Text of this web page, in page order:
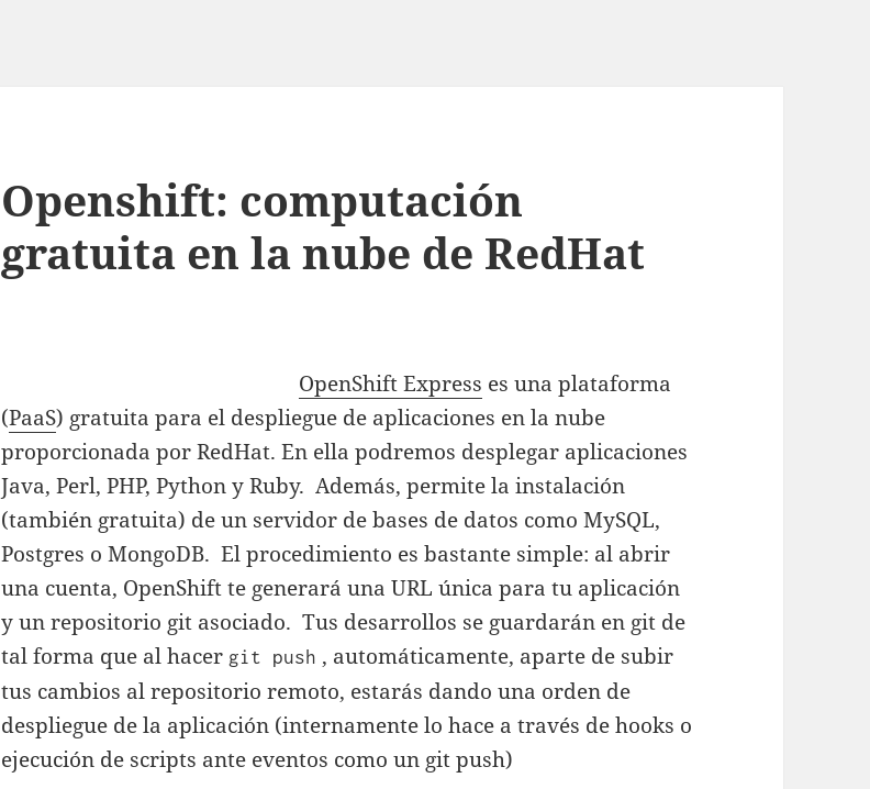
Openshift: computación
gratuita en la nube de RedHat
OpenShift Express es una plataforma
(PaaS) gratuita para el despliegue de aplicaciones en la nube
proporcionada por RedHat. En ella podremos desplegar aplicaciones
Java, Perl, PHP, Python y Ruby. Además, permite la instalación
(también gratuita) de un servidor de bases de datos como MySQL,
Postgres o MongoDB. El procedimiento es bastante simple: al abrir
una cuenta, OpenShift te generará una URL única para tu aplicación
y un repositorio git asociado. Tus desarrollos se guardarán en git de
tal forma que al hacer git push , automáticamente, aparte de subir
tus cambios al repositorio remoto, estarás dando una orden de
despliegue de la aplicación (internamente lo hace a través de hooks o
ejecución de scripts ante eventos como un git push)